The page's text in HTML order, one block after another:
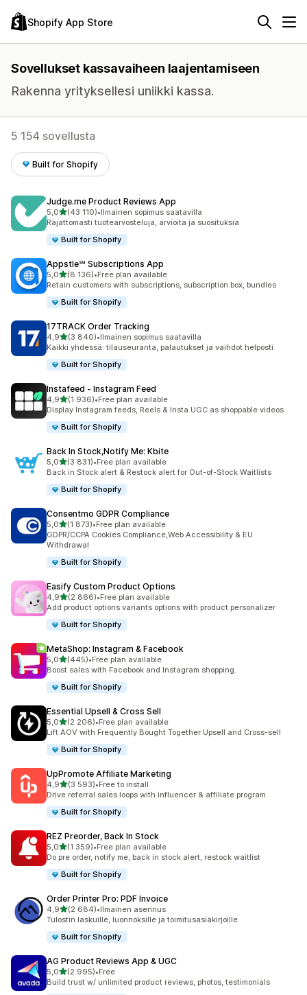
Shopify App Store
Sovellukset kassavaiheen laajentamiseen
Rakenna yrityksellesi uniikki kassa.
5 154 sovellusta
Built for Shopify
Judge.me Product Reviews App
5,0/ 5 tähteä
(43 110)
43110 arvostelua yhteensä
•Ilmainen sopimus saatavilla
Rajattomasti tuotearvosteluja, arvioita ja suosituksia
Built for Shopify
Appstle℠ Subscriptions App
5,0/ 5 tähteä
(8 136)
8136 arvostelua yhteensä
•Free plan available
Retain customers with subscriptions, subscription box, bundles
Built for Shopify
17TRACK Order Tracking
4,9/ 5 tähteä
(3 840)
3840 arvostelua yhteensä
•Ilmainen sopimus saatavilla
Kaikki yhdessä: tilauseuranta, palautukset ja vaihdot helposti
Built for Shopify
Instafeed ‑ Instagram Feed
4,9/ 5 tähteä
(1 936)
1936 arvostelua yhteensä
•Free plan available
Display Instagram feeds, Reels & Insta UGC as shoppable videos
Built for Shopify
Back In Stock,Notify Me: Kbite
5,0/ 5 tähteä
(3 831)
3831 arvostelua yhteensä
•Free plan available
Back in Stock alert & Restock alert for Out-of-Stock Waitlists
Built for Shopify
Consentmo GDPR Compliance
5,0/ 5 tähteä
(1 873)
1873 arvostelua yhteensä
•Free plan available
GDPR/CCPA Cookies Compliance,Web Accessibility & EU
Withdrawal
Built for Shopify
Easify Custom Product Options
4,9/ 5 tähteä
(2 866)
2866 arvostelua yhteensä
•Free plan available
Add product options variants options with product personalizer
Built for Shopify
MetaShop: Instagram & Facebook
5,0/ 5 tähteä
(445)
445 arvostelua yhteensä
•Free plan available
Boost sales with Facebook and Instagram shopping.
Built for Shopify
Essential Upsell & Cross Sell
5,0/ 5 tähteä
(2 206)
2206 arvostelua yhteensä
•Free plan available
Lift AOV with Frequently Bought Together Upsell and Cross-sell
Built for Shopify
UpPromote Affiliate Marketing
4,9/ 5 tähteä
(3 593)
3593 arvostelua yhteensä
•Free to install
Drive referral sales loops with influencer & affiliate program
Built for Shopify
REZ Preorder, Back In Stock
5,0/ 5 tähteä
(1 359)
1359 arvostelua yhteensä
•Free plan available
Do pre order, notify me, back in stock alert, restock waitlist
Built for Shopify
Order Printer Pro: PDF Invoice
4,9/ 5 tähteä
(2 684)
2684 arvostelua yhteensä
•Ilmainen asennus
Tulostin laskuille, luonnoksille ja toimitusasiakirjoille
Built for Shopify
AG Product Reviews App & UGC
5,0/ 5 tähteä
(2 995)
2995 arvostelua yhteensä
•Free
Build trust w/ unlimited product reviews, photos, testimonials